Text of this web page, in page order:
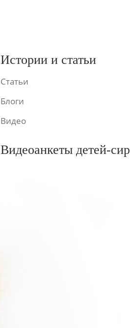
Истории и статьи
Статьи
Блоги
Видео
Видеоанкеты детей-